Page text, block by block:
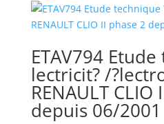
ETAV794
lectricit? /
RENAULT CLIO
depuis 06/2001